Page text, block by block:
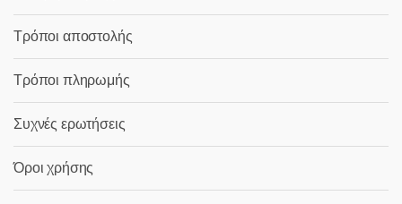
Τρόποι αποστολής
Τρόποι πληρωμής
Συχνές ερωτήσεις
Όροι χρήσης